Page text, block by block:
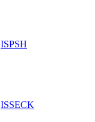
ISPSH
ISSECK